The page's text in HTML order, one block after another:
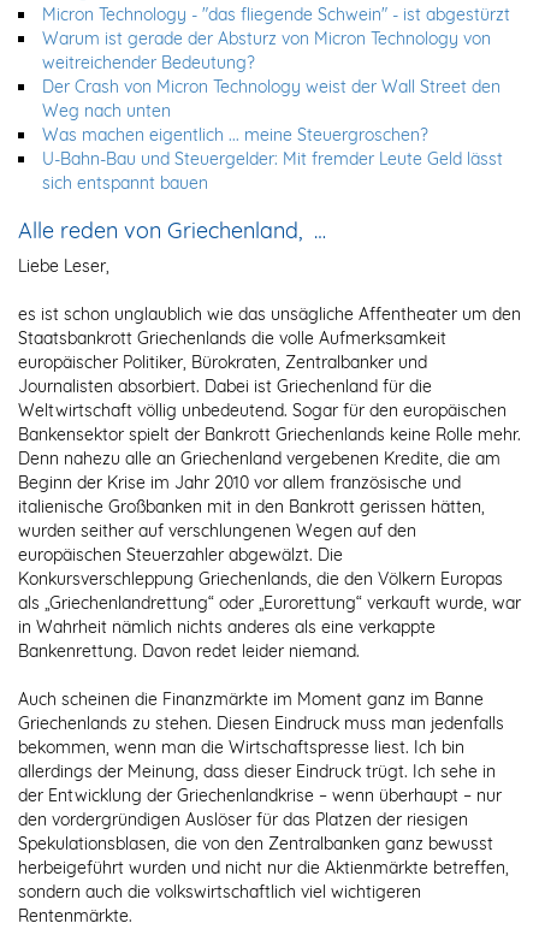
Micron Technology - "das fliegende Schwein" - ist abgestürzt
Warum ist gerade der Absturz von Micron Technology von
weitreichender Bedeutung?
Der Crash von Micron Technology weist der Wall Street den
Weg nach unten
Was machen eigentlich ... meine Steuergroschen?
U-Bahn-Bau und Steuergelder: Mit fremder Leute Geld lässt
sich entspannt bauen
Alle reden von Griechenland, …
Liebe Leser,
es ist schon unglaublich wie das unsägliche Affentheater um den
Staatsbankrott Griechenlands die volle Aufmerksamkeit
europäischer Politiker, Bürokraten, Zentralbanker und
Journalisten absorbiert. Dabei ist Griechenland für die
Weltwirtschaft völlig unbedeutend. Sogar für den europäischen
Bankensektor spielt der Bankrott Griechenlands keine Rolle mehr.
Denn nahezu alle an Griechenland vergebenen Kredite, die am
Beginn der Krise im Jahr 2010 vor allem französische und
italienische Großbanken mit in den Bankrott gerissen hätten,
wurden seither auf verschlungenen Wegen auf den
europäischen Steuerzahler abgewälzt. Die
Konkursverschleppung Griechenlands, die den Völkern Europas
als „Griechenlandrettung“ oder „Eurorettung“ verkauft wurde, war
in Wahrheit nämlich nichts anderes als eine verkappte
Bankenrettung. Davon redet leider niemand.
Auch scheinen die Finanzmärkte im Moment ganz im Banne
Griechenlands zu stehen. Diesen Eindruck muss man jedenfalls
bekommen, wenn man die Wirtschaftspresse liest. Ich bin
allerdings der Meinung, dass dieser Eindruck trügt. Ich sehe in
der Entwicklung der Griechenlandkrise – wenn überhaupt – nur
den vordergründigen Auslöser für das Platzen der riesigen
Spekulationsblasen, die von den Zentralbanken ganz bewusst
herbeigeführt wurden und nicht nur die Aktienmärkte betreffen,
sondern auch die volkswirtschaftlich viel wichtigeren
Rentenmärkte.